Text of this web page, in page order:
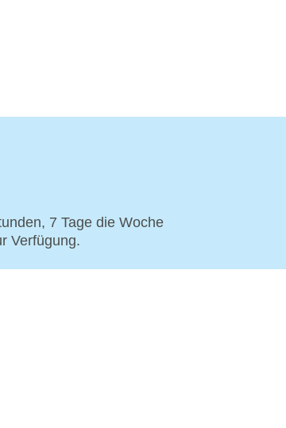
7 Tage die Woche
Verfügung.